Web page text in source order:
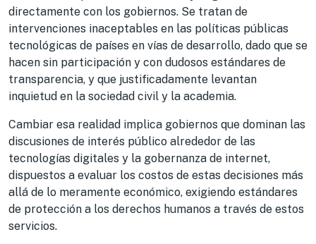
directamente con los gobiernos. Se tratan de
intervenciones inaceptables en las políticas públicas
tecnológicas de países en vías de desarrollo, dado que se
hacen sin participación y con dudosos estándares de
transparencia, y que justificadamente levantan
inquietud en la sociedad civil y la academia.
Cambiar esa realidad implica gobiernos que dominan las
discusiones de interés público alrededor de las
tecnologías digitales y la gobernanza de internet,
dispuestos a evaluar los costos de estas decisiones más
allá de lo meramente económico, exigiendo estándares
de protección a los derechos humanos a través de estos
servicios.